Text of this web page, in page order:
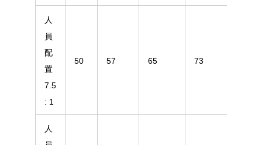
人
員
配
置
7.5
: 1
50 57 65 73
人